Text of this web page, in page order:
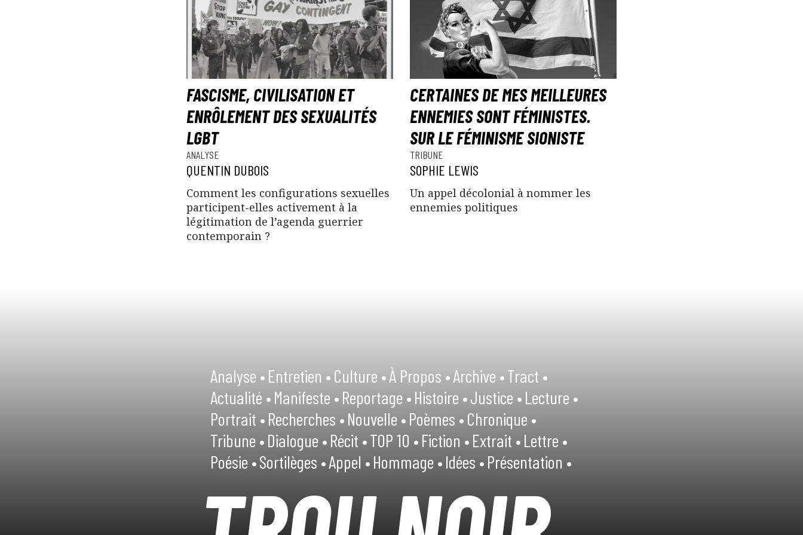
FASCISME, CIVILISATION ET
ENRÔLEMENT DES SEXUALITÉS
LGBT
ANALYSE
QUENTIN DUBOIS
Comment les configurations sexuelles
participent-elles activement à la
légitimation de l’agenda guerrier
contemporain ?
CERTAINES DE MES MEILLEURES
ENNEMIES SONT FÉMINISTES.
SUR LE FÉMINISME SIONISTE
TRIBUNE
SOPHIE LEWIS
Un appel décolonial à nommer les
ennemies politiques
Analyse •Entretien •Culture •À Propos •Archive •Tract •
Actualité •Manifeste •Reportage •Histoire •Justice •Lecture •
Portrait •Recherches •Nouvelle •Poèmes •Chronique •
Tribune •Dialogue •Récit •TOP 10 •Fiction •Extrait •Lettre •
Poésie •Sortilèges •Appel •Hommage •Idées •Présentation •